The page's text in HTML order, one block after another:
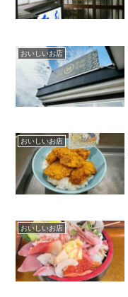
おいしいお店
おいしいお店
おいしいお店